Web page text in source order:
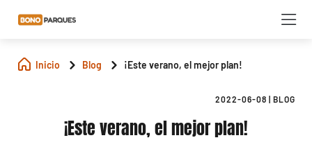
Inicio Blog ¡Este verano, el mejor plan!
2022-06-08 BLOG
¡Este verano, el mejor plan!